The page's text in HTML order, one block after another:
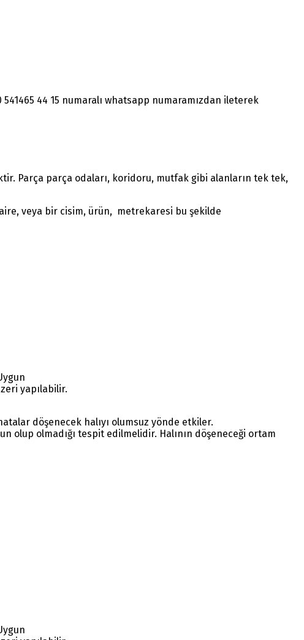
44 15 numaralı whatsapp numaramızdan ileterek
Parça parça odaları, koridoru, mutfak gibi alanların tek tek,
veya bir cisim, ürün, metrekaresi bu şekilde
yapılabilir.
döşenecek halıyı olumsuz yönde etkiler.
olup olmadığı tespit edilmelidir. Halının döşeneceği ortam